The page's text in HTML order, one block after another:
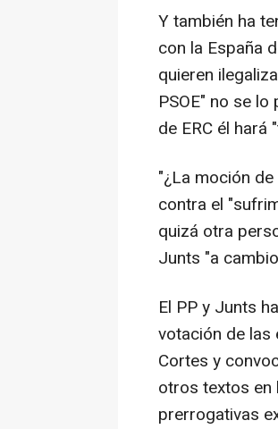
Y también ha
con la España
quieren
PSOE" no se
de ERC él
"¿La moción
contra el
quizá otra
Junts "a
El PP y Junts
votación de las
Cortes y
otros textos en
prerrogativas